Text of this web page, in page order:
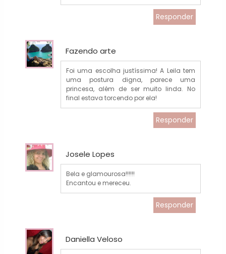
Responder
Fazendo arte
Foi uma escolha justíssima! A Leila tem
uma postura digna, parece uma
princesa, além de ser muito linda. No
final estava torcendo por ela!
Responder
Josele Lopes
Bela e glamourosa!!!!!!
Encantou e mereceu.
Responder
Daniella Veloso